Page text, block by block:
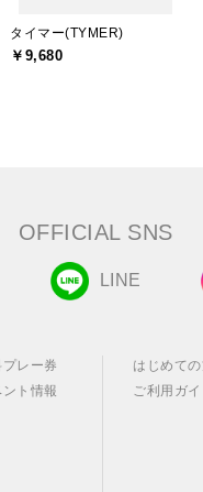
タイマー(TYMER)
￥9,680
OFFICIAL SNS
LINE
レー券
ント情報
はじめて
ご利用ガ